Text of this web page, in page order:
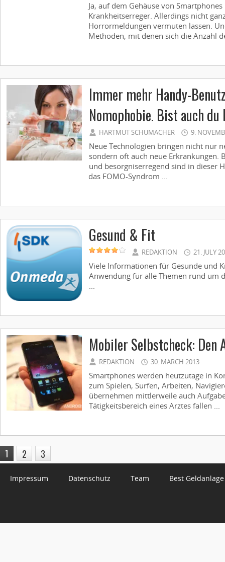
Ja, auf dem Gehäuse von
Krankheitserreger. Allerdings nicht
Horrormeldungen vermuten lassen.
Methoden, mit denen sich die Anzahl
Immer mehr Handy-
Nomophobie. Bist auch
HARTMUT SCHUMACHER 9.
Neue Technologien bringen nicht nur
sondern oft auch neue Erkrankungen.
und besorgniserregend sind in dieser
das FOMO-Syndrom ...
Gesund & Fit
REDAKTION 21. JULY
Viele Informationen für Gesunde und
Anwendung für alle Themen rund um
...
Mobiler Selbstcheck: Den
REDAKTION 30. MARCH 2013
Smartphones werden heutzutage in
zum Spielen, Surfen, Arbeiten,
übernehmen mittlerweile auch
Tätigkeitsbereich eines Arztes fallen ...
1 2 3
Impressum Datenschutz Team Best Geldanlage